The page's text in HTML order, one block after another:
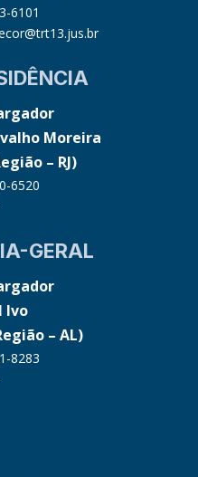
6101
Moreira
– RJ)
6520
GERAL
Ivo
– AL)
8283